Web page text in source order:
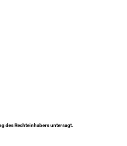
des Rechteinhabers untersagt.